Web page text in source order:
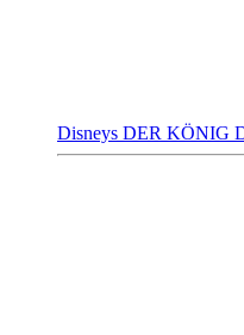
Disneys DER KÖNIG